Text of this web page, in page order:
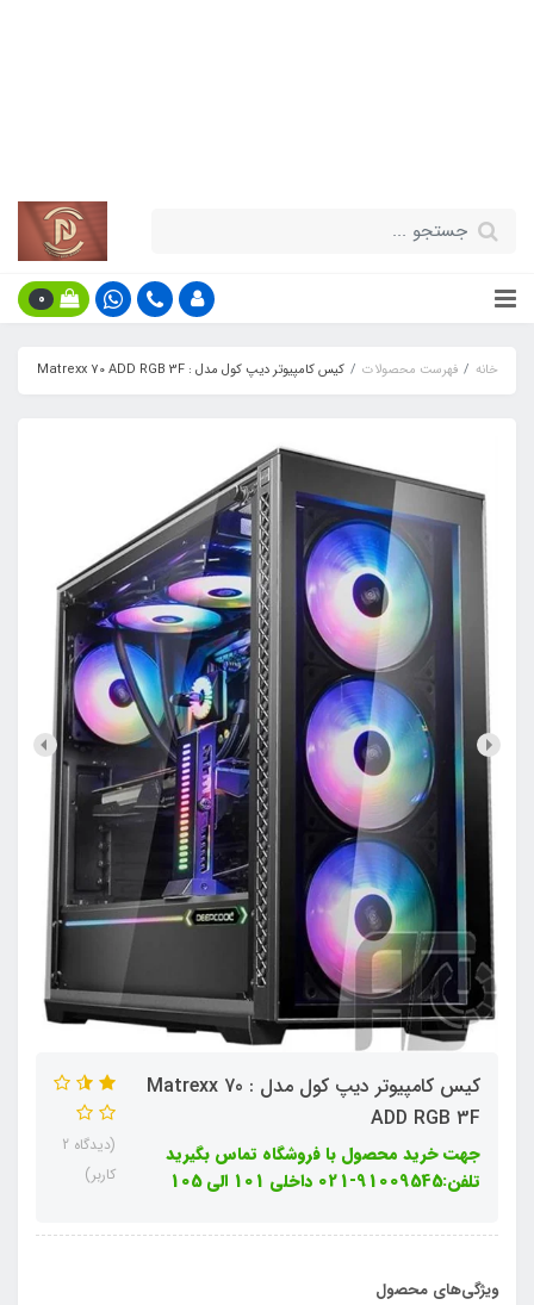
0
خانه فهرست محصولات کیس کامپیوتر دیپ کول مدل : Matrexx 70 ADD RGB 3F
کیس کامپیوتر دیپ کول مدل : Matrexx 70
ADD RGB 3F
جهت خرید محصول با فروشگاه تماس بگیرید
تلفن:91009545-021 داخلی 101 الی 105
(دیدگاه 2
کاربر)
ویژگی‌های محصول